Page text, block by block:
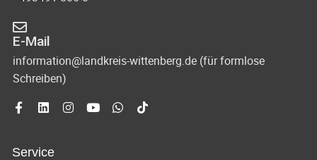
E-Mail
information@landkreis-wittenberg.de (für formlose
Schreiben)
Service